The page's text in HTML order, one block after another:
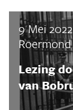
9 Mei 2022
Roermond
Lezing
van